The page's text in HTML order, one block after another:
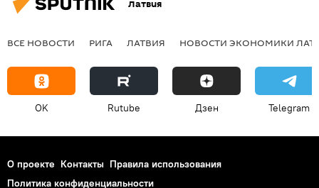
Латвия
ВСЕ НОВОСТИ РИГА ЛАТВИЯ НОВОСТИ ЭКОНОМИКИ
OK Rutube Дзен Telegram
О проекте Контакты Правила использования
Политика конфиденциальности